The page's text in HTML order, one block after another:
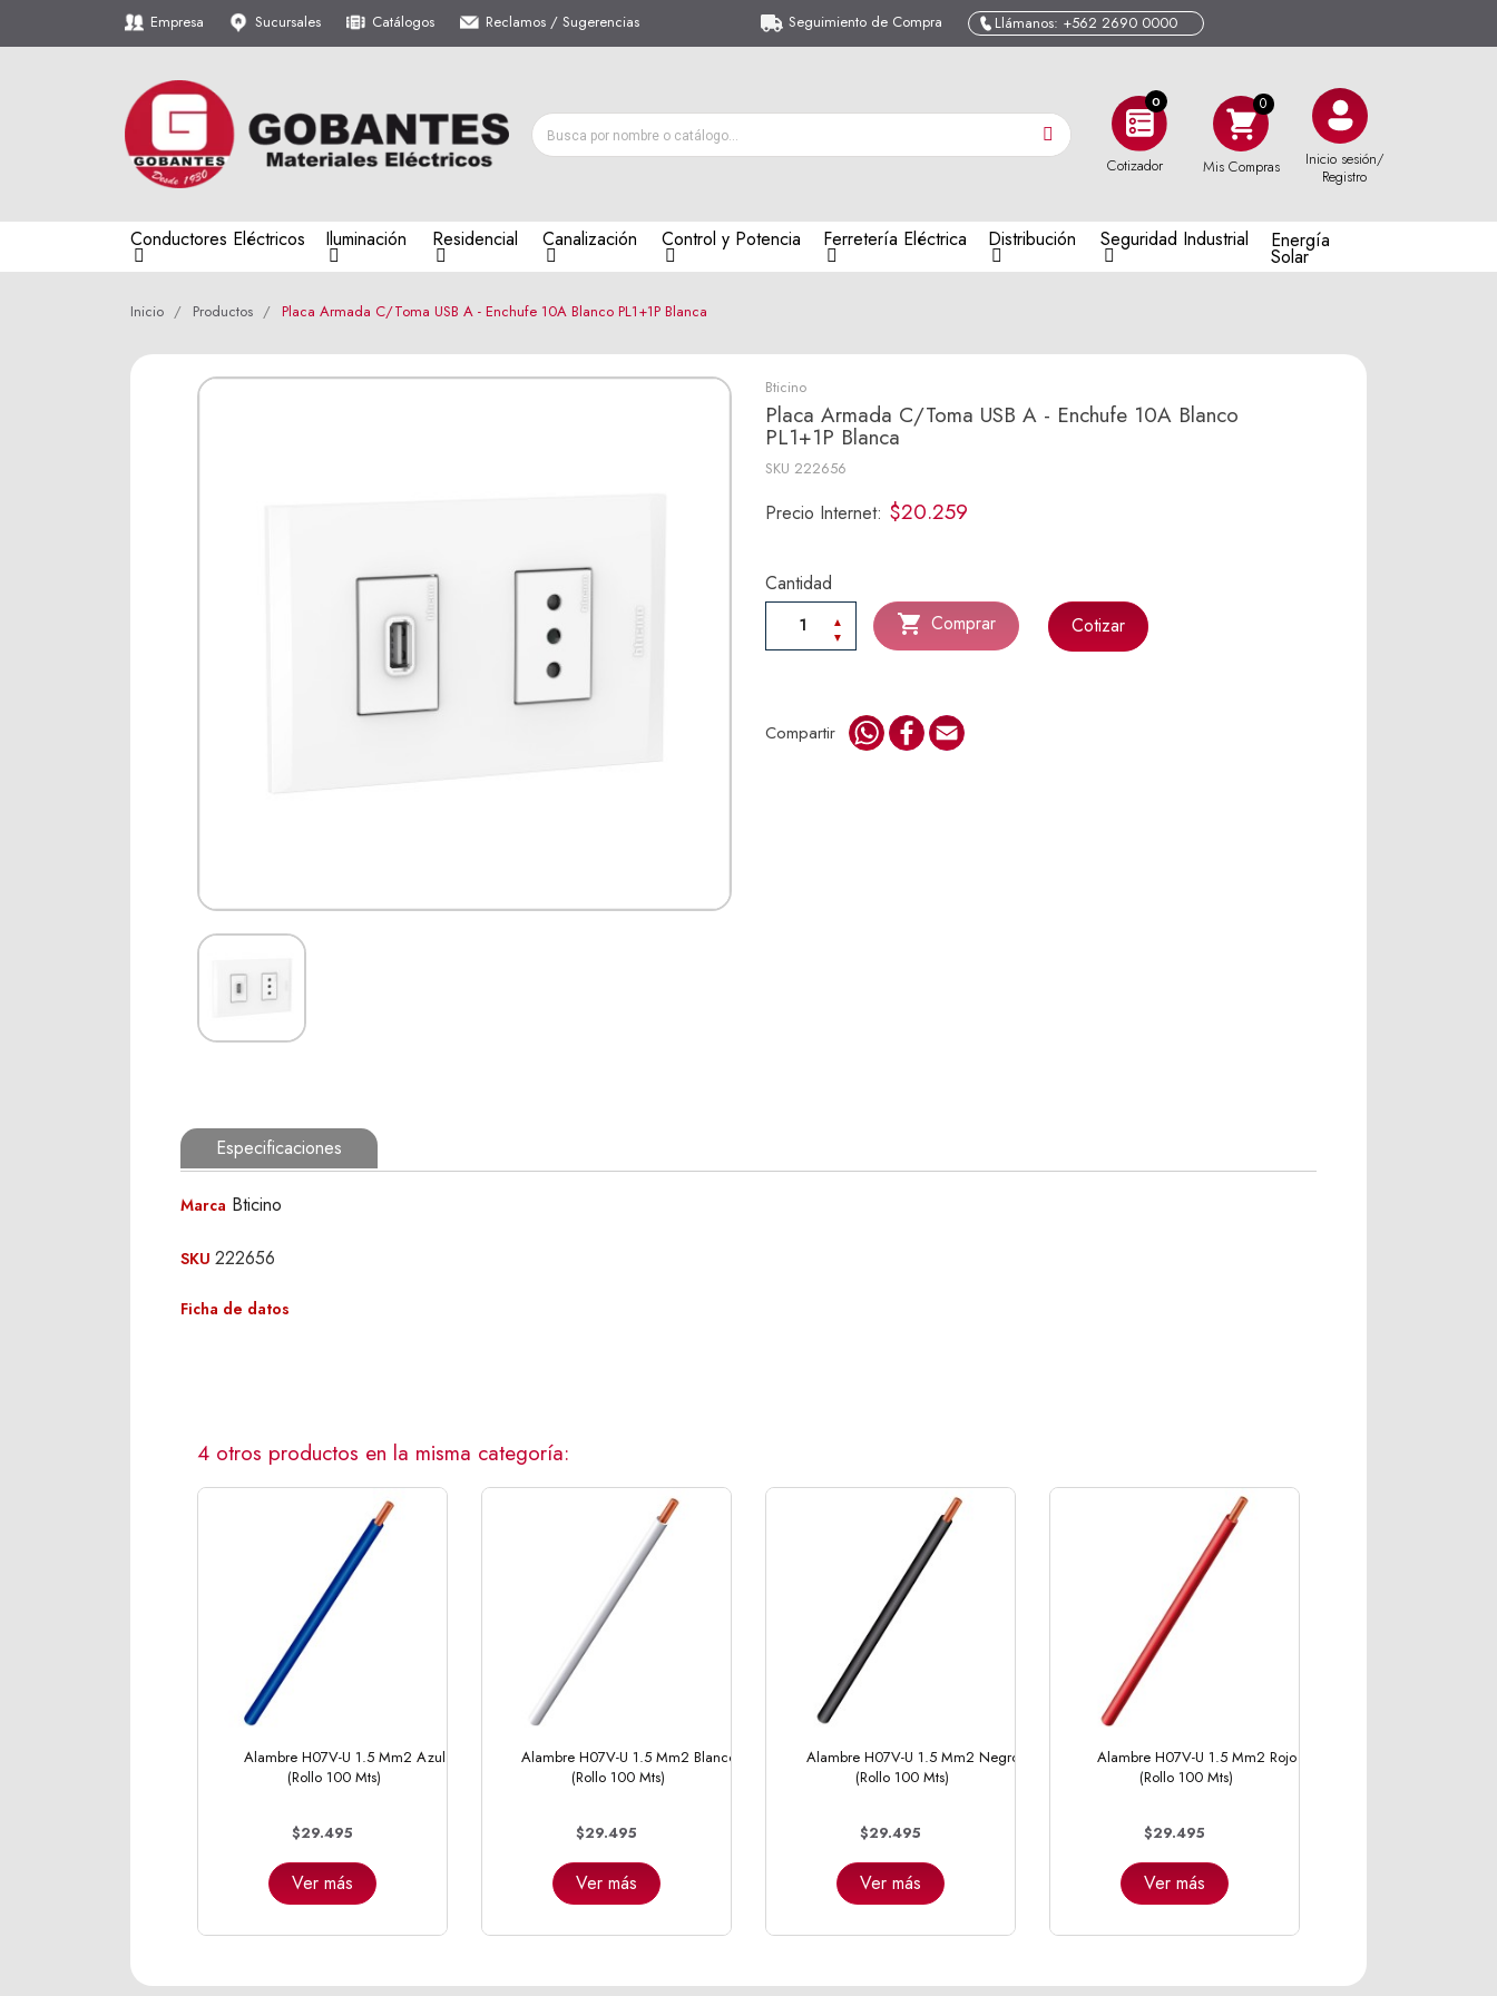
Empresa Sucursales Catálogos Reclamos / Sugerencias Seguimiento de Compra Llámanos: +562 2690 0000
0
Cotizador Mis Compras
Inicio sesión/
Registro
Conductores Eléctricos Iluminación Residencial Canalización Control y Potencia Ferretería Eléctrica Distribución Seguridad Industrial Energía
Solar
Inicio Productos Placa Armada C/Toma USB A - Enchufe 10A Blanco PL1+1P Blanca
Bticino
Placa Armada C/Toma USB A - Enchufe 10A Blanco
PL1+1P Blanca
SKU 222656
Precio Internet: $20.259
Cantidad
 Comprar Cotizar
Compartir WhatsApp
Facebook
Especificaciones
Marca Bticino
SKU 222656
Ficha de datos
4 otros productos en la misma categoría:
Alambre H07V-U 1.5 Mm2 Azul
(Rollo 100 Mts)
$29.495
Ver más
Alambre H07V-U 1.5 Mm2 Blanco
(Rollo 100 Mts)
$29.495
Ver más
Alambre H07V-U 1.5 Mm2 Negro
(Rollo 100 Mts)
$29.495
Ver más
Alambre H07V-U 1.5 Mm2 Rojo
(Rollo 100 Mts)
$29.495
Ver más